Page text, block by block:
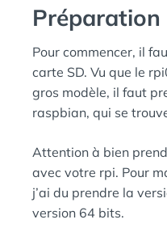
Préparation
Pour commencer, il
carte SD. Vu que le
gros modèle, il faut
raspbian, qui se
Attention à bien
avec votre rpi. Pour
j’ai du prendre la
version 64 bits.